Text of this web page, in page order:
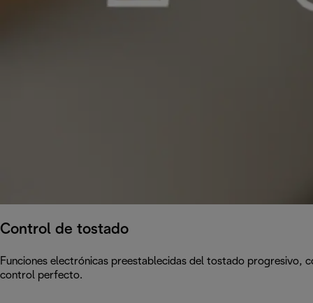
Control de tostado
Funciones electrónicas preestablecidas del tostado progresivo,
control perfecto.